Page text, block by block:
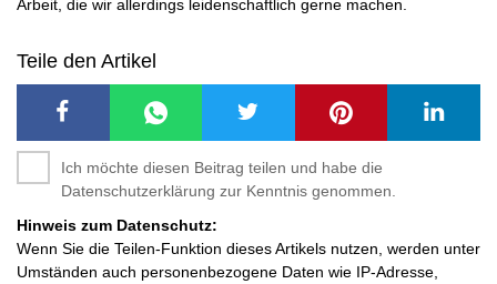
Arbeit, die wir allerdings leidenschaftlich gerne machen.
Teile den Artikel
Ich möchte diesen Beitrag teilen und habe die
Datenschutzerklärung zur Kenntnis genommen.
Hinweis zum Datenschutz:
Wenn Sie die Teilen-Funktion dieses Artikels nutzen, werden unter
Umständen auch personenbezogene Daten wie IP-Adresse,